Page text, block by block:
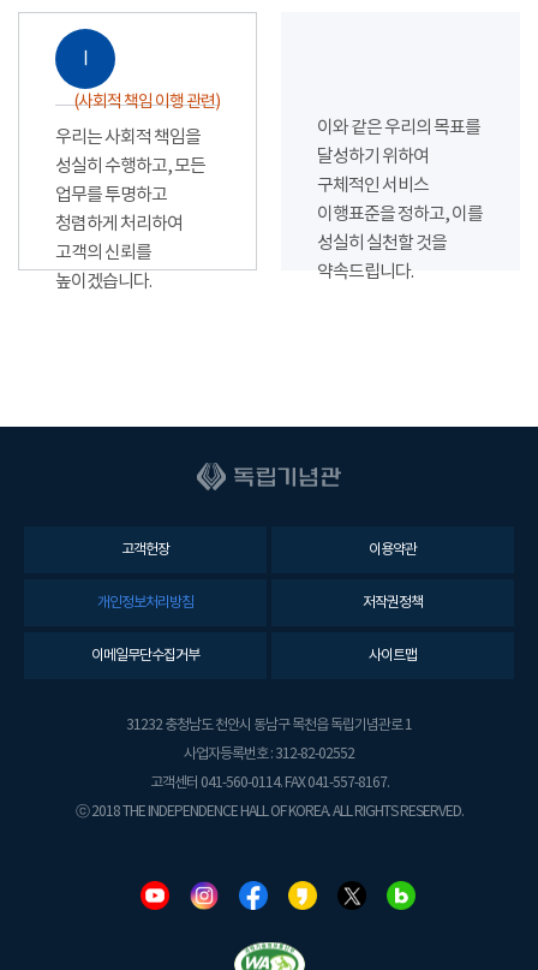
Ⅰ
(사회적 책임 이행 관련)
우리는 사회적 책임을
성실히 수행하고, 모든
업무를 투명하고
청렴하게 처리하여
고객의 신뢰를
높이겠습니다.
이와 같은 우리의 목표를
달성하기 위하여
구체적인 서비스
이행표준을 정하고, 이를
성실히 실천할 것을
약속드립니다.
고객헌장 이용약관
개인정보처리방침 저작권정책
이메일무단수집거부 사이트맵
31232 충청남도 천안시 동남구 목천읍 독립기념관로 1
사업자등록번호 : 312-82-02552
고객센터 041-560-0114. FAX 041-557-8167.
ⓒ 2018 THE INDEPENDENCE HALL OF KOREA. ALL RIGHTS RESERVED.